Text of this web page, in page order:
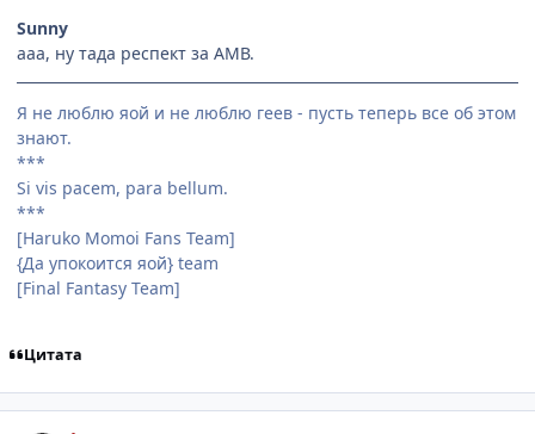
Sunny
ааа, ну тада респект за АМВ.
Я не люблю яой и не люблю геев - пусть теперь все об этом
знают.
***
Si vis pacem, para bellum.
***
[Haruko Momoi Fans Team]
{Да упокоится яой} team
[Final Fantasy Team]
Цитата